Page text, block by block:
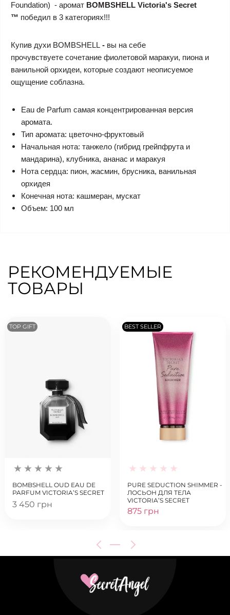
Foundation) - аромат BOMBSHELL Victoria's Secret
™ победил в 3 категориях!!!
Купив духи BOMBSHELL - вы на себе
прочувствуете сочетание фиолетовой маракуи, пиона и
ванильной орхидеи, которые создают неописуемое
ощущение соблазна.
Eau de Parfum самая концентрированная версия
аромата.
Тип аромата: цветочно-фруктовый
Начальная нота: танжело (гибрид грейпфрута и
мандарина), клубника, ананас и маракуя
Нота сердца: пион, жасмин, брусника, ванильная
орхидея
Конечная нота: кашмеран, мускат
Объем: 100 мл
РЕКОМЕНДУЕМЫЕ
ТОВАРЫ
TOP GIFT
BOMBSHELL OUD EAU DE
PARFUM VICTORIA’S SECRET
3 450 грн
BEST SELLER
PURE SEDUCTION SHIMMER -
ЛОСЬОН ДЛЯ ТЕЛА
VICTORIA’S SECRET
875 грн